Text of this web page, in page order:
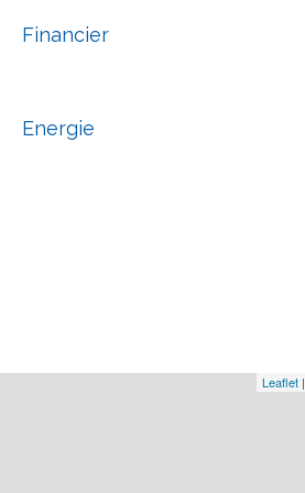
Financier
Energie
Leaflet |